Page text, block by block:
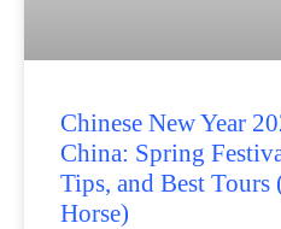
Chinese New Year
China: Spring
Tips, and Best Tours
Horse)